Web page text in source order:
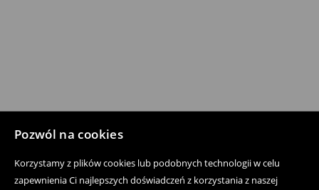
Pozwól na cookies
Korzystamy z plików cookies lub podobnych technologii w celu
zapewnienia Ci najlepszych doświadczeń z korzystania z naszej